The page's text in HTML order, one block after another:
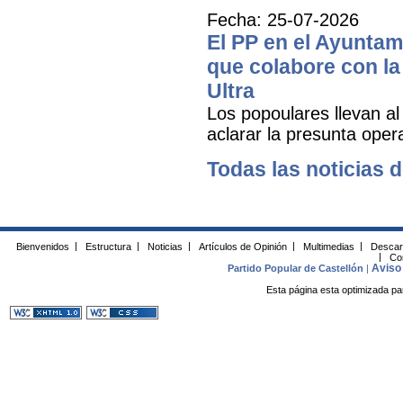
Fecha: 25-07-2026
El PP en el
que colabore con
Ultra
Los popoulares llevan
aclarar la presunta
Todas las noticias
Bienvenidos Estructura Noticias Artículos de Opinión Multimedias
Partido Popular de Castellón
|Aviso
Esta página esta optimizada